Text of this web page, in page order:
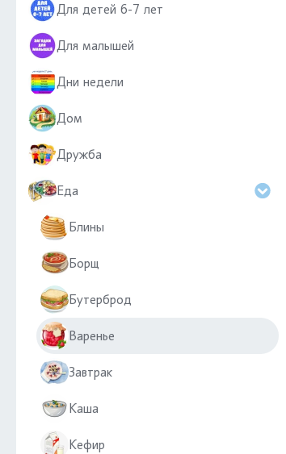
Для детей 6-7 лет
Для малышей
Дни недели
Дом
Дружба
Еда
Блины
Борщ
Бутерброд
Варенье
Завтрак
Каша
Кефир